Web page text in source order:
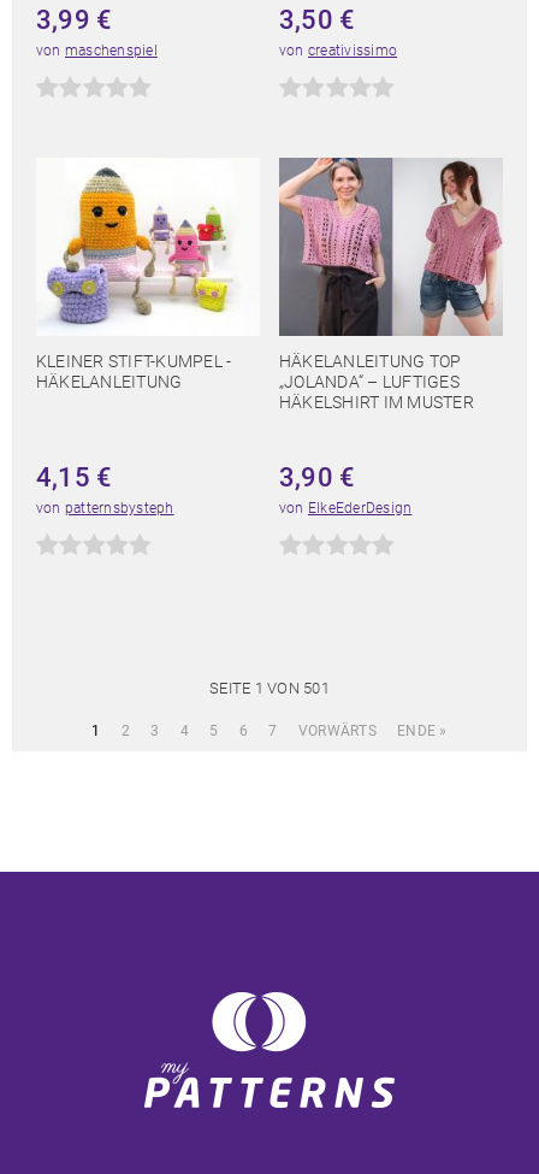
3,99 €
von maschenspiel
3,50 €
von creativissimo
KLEINER STIFT-KUMPEL -
HÄKELANLEITUNG
4,15 €
von patternsbysteph
HÄKELANLEITUNG TOP
„JOLANDA“ – LUFTIGES
HÄKELSHIRT IM MUSTER
3,90 €
von ElkeEderDesign
SEITE 1 VON 501
1 2 3 4 5 6 7 VORWÄRTS ENDE »